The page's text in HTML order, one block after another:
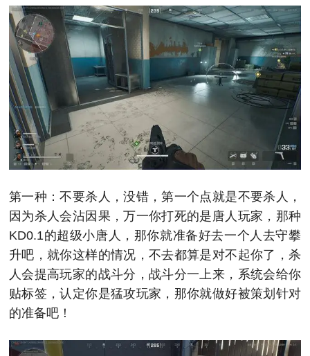
第一种：不要杀人，没错，第一个点就是不要杀人，
因为杀人会沾因果，万一你打死的是唐人玩家，那种
KD0.1的超级小唐人，那你就准备好去一个人去守攀
升吧，就你这样的情况，不去都算是对不起你了，杀
人会提高玩家的战斗分，战斗分一上来，系统会给你
贴标签，认定你是猛攻玩家，那你就做好被策划针对
的准备吧！